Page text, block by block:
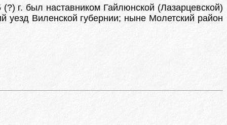
г. был наставником Гайлюнской (Лазарцевской)
уезд Виленской губернии; ныне Молетский район